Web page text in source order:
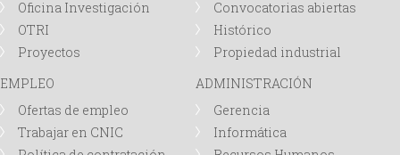
Oficina Investigación
OTRI
Proyectos
Convocatorias abiertas
Histórico
Propiedad industrial
EMPLEO
Ofertas de empleo
Trabajar en CNIC
ADMINISTRACIÓN
Gerencia
Informática